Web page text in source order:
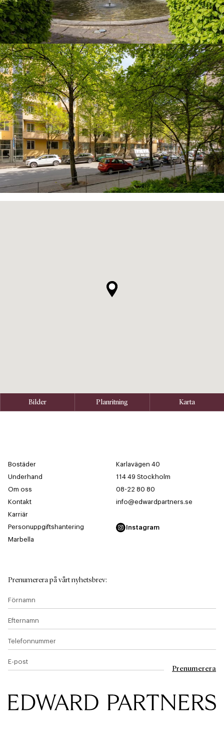
Bilder Planritning Karta
Bostäder
Underhand
Om oss
Kontakt
Karriär
Personuppgiftshantering
Marbella
Karlavägen 40
114 49 Stockholm
08-22 80 80
info@edwardpartners.se
Instagram
Prenumerera på vårt nyhetsbrev:
Förnamn
Efternamn
Telefonnummer
E-post
Prenumerera
Edward & Partners